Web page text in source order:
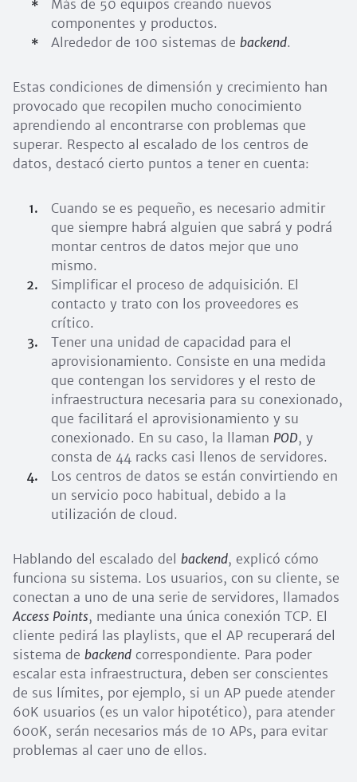
Más de 50 equipos creando nuevos
componentes y productos.
Alrededor de 100 sistemas de backend.
Estas condiciones de dimensión y crecimiento han
provocado que recopilen mucho conocimiento
aprendiendo al encontrarse con problemas que
superar. Respecto al escalado de los centros de
datos, destacó cierto puntos a tener en cuenta:
Cuando se es pequeño, es necesario admitir
que siempre habrá alguien que sabrá y podrá
montar centros de datos mejor que uno
mismo.
Simplificar el proceso de adquisición. El
contacto y trato con los proveedores es
crítico.
Tener una unidad de capacidad para el
aprovisionamiento. Consiste en una medida
que contengan los servidores y el resto de
infraestructura necesaria para su conexionado,
que facilitará el aprovisionamiento y su
conexionado. En su caso, la llaman POD, y
consta de 44 racks casi llenos de servidores.
Los centros de datos se están convirtiendo en
un servicio poco habitual, debido a la
utilización de cloud.
Hablando del escalado del backend, explicó cómo
funciona su sistema. Los usuarios, con su cliente, se
conectan a uno de una serie de servidores, llamados
Access Points, mediante una única conexión TCP. El
cliente pedirá las playlists, que el AP recuperará del
sistema de backend correspondiente. Para poder
escalar esta infraestructura, deben ser conscientes
de sus límites, por ejemplo, si un AP puede atender
60K usuarios (es un valor hipotético), para atender
600K, serán necesarios más de 10 APs, para evitar
problemas al caer uno de ellos.